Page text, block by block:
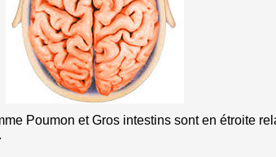
Poumon et Gros intestins sont en étroite